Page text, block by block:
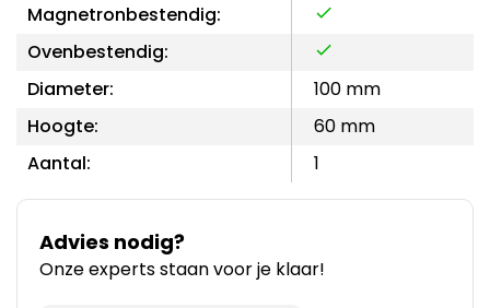
Magnetronbestendig:
Ovenbestendig:
Diameter:
100 mm
Hoogte:
60 mm
Aantal:
1
Advies nodig?
Onze experts staan voor je klaar!